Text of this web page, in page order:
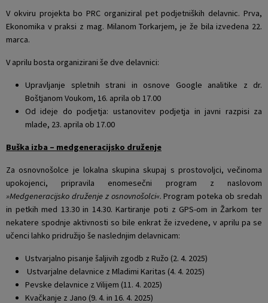
V okviru projekta bo PRC organiziral pet podjetniških delavnic. Prva,
Ekonomika v praksi z mag. Milanom Torkarjem, je že bila izvedena 22.
marca.
V aprilu bosta organizirani še dve delavnici:
Upravljanje spletnih strani in osnove Google analitike z dr.
Boštjanom Voukom, 16. aprila ob 17.00
Od ideje do podjetja: ustanovitev podjetja in javni razpisi za
mlade, 23. aprila ob 17.00
Buška izba – medgeneracijsko druženje
Za osnovnošolce je lokalna skupina skupaj s prostovoljci, večinoma
upokojenci, pripravila enomesečni program z naslovom
»Medgeneracijsko druženje z osnovnošolci«. Program poteka ob sredah
in petkih med 13.30 in 14.30. Kartiranje poti z GPS-om in Žarkom ter
nekatere spodnje aktivnosti so bile enkrat že izvedene, v aprilu pa se
učenci lahko pridružijo še naslednjim delavnicam:
Ustvarjalno pisanje šaljivih zgodb z Ružo (2. 4. 2025)
Ustvarjalne delavnice z Mladimi Karitas (4. 4. 2025)
Pevske delavnice z Vilijem (11. 4. 2025)
Kvačkanje z Jano (9. 4. in 16. 4. 2025)